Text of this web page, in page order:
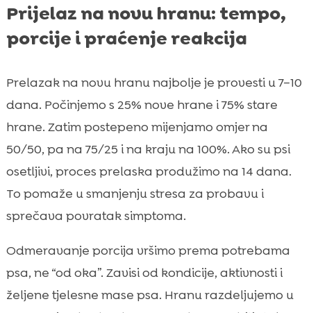
Prijelaz na novu hranu: tempo,
porcije i praćenje reakcija
Prelazak na novu hranu najbolje je provesti u 7–10
dana. Počinjemo s 25% nove hrane i 75% stare
hrane. Zatim postepeno mijenjamo omjer na
50/50, pa na 75/25 i na kraju na 100%. Ako su psi
osetljivi, proces prelaska produžimo na 14 dana.
To pomaže u smanjenju stresa za probavu i
sprečava povratak simptoma.
Odmeravanje porcija vršimo prema potrebama
psa, ne “od oka”. Zavisi od kondicije, aktivnosti i
željene tjelesne mase psa. Hranu razdeljujemo u